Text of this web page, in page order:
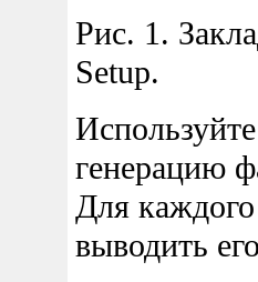
Рис. 1.
Setup.
генерацию
Для
выводить